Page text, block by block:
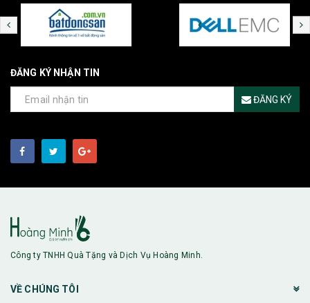
ĐĂNG KÝ NHẬN TIN
ĐĂNG KÝ
Công ty TNHH Quà Tặng và Dịch Vụ Hoàng Minh.
VỀ CHÚNG TÔI